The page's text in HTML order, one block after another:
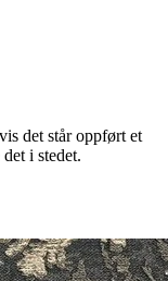
det står oppført et
i stedet.